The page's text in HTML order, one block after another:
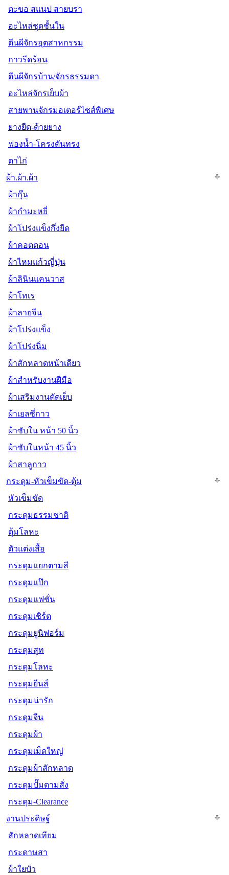
ตะขอ สแนป สายบรา
อะไหล่ชุดชั้นใน
ตีนผีจักรอุตสาหกรรม
กาวรีดร้อน
ตีนผีจักรบ้าน/จักรธรรมดา
อะไหล่จักรเย็บผ้า
สายพานจักรมอเตอร์ไซส์พิเศษ
ยางยืด-ด้ายยาง
ฟองน้ำ-โครงดันทรง
ตาไก่
ผ้า.ผ้า.ผ้า
ผ้ากุ๊น
ผ้ากำมะหยี่
ผ้าโปร่งแข็งกึ่งยืด
ผ้าคอตตอน
ผ้าไหมแก้วญี่ปุ่น
ผ้าลินินแคนวาส
ผ้าโทเร
ผ้าลายจีน
ผ้าโปร่งแข็ง
ผ้าโปร่งนิ่ม
ผ้าสักหลาดหน้าเดียว
ผ้าสำหรับงานฝีมือ
ผ้าเสริมงานตัดเย็บ
ผ้าเยลซี่กาว
ผ้าซับใน หน้า 50 นิ้ว
ผ้าซับในหน้า 45 นิ้ว
ผ้าสาลูกาว
กระดุม-หัวเข็มขัด-ตุ้ม
หัวเข็มขัด
กระดุมธรรมชาติ
ตุ้มโลหะ
ตัวแต่งเสื้อ
กระดุมแยกตามสี
กระดุมแป๊ก
กระดุมแฟชั่น
กระดุมเชิร์ต
กระดุมยูนิฟอร์ม
กระดุมสูท
กระดุมโลหะ
กระดุมยีนส์
กระดุมน่ารัก
กระดุมจีน
กระดุมผ้า
กระดุมเม็ดใหญ่
กระดุมผ้าสักหลาด
กระดุมปั๊มตามสั่ง
กระดุม-Clearance
งานประดิษฐ์
สักหลาดเทียม
กระดาษสา
ผ้าใยบัว